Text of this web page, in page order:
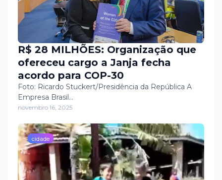
R$ 28 MILHÕES: Organização que
ofereceu cargo a Janja fecha
acordo para COP-30
Foto: Ricardo Stuckert/Presidência da República A
Empresa Brasil…
novembro 16, 2025
cidade